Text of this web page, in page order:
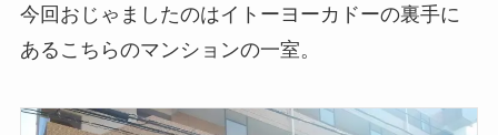
今回おじゃましたのはイトーヨーカドーの裏手に
あるこちらのマンションの一室。